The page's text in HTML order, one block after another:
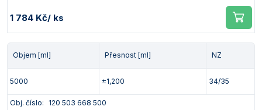
1 784 Kč/ ks
Objem [ml] Přesnost [ml] NZ
5000 ±1,200 34/35
Obj. číslo:
120 503 668 500